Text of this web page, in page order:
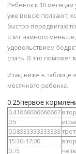
Ребенок к 10
уже вовсю ползают,
быстро
спит намного
удовольствием
спать. В это поможет
Итак, ниже в
месячного ребенка.
0.25первое
0.41666666666667
0.5
0.58333333333333
15:30-17:00
0.75